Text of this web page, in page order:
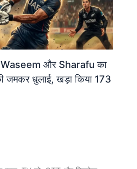
और Sharafu का
जमकर धुलाई, खड़ा किया 173